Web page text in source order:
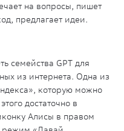
на вопросы, пишет
предлагает идеи.
семейства GPT для
из интернета. Одна из
которую можно
достаточно в
Алисы в правом